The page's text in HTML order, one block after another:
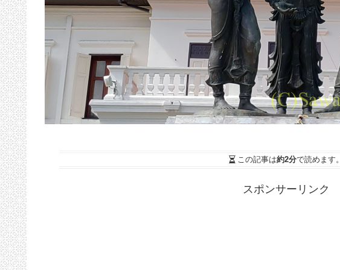
この記事は約2分で読めます。
スポンサーリンク